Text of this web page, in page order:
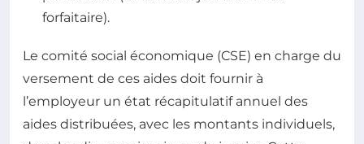
forfaitaire).
Le comité social économique (CSE) en charge du
versement de ces aides doit fournir à
l’employeur un état récapitulatif annuel des
aides distribuées, avec les montants individuels,